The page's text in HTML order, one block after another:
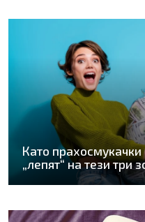
Като
„лепят“ на тези три